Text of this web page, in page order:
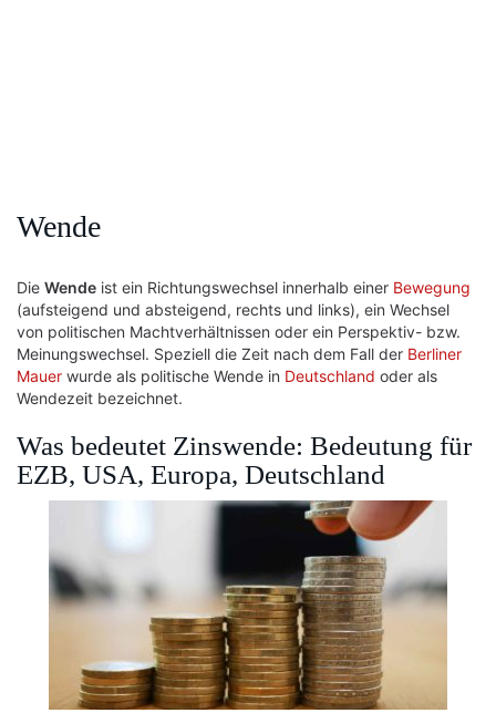
Wende
Die Wende ist ein Richtungswechsel innerhalb einer Bewegung
(aufsteigend und absteigend, rechts und links), ein Wechsel
von politischen Machtverhältnissen oder ein Perspektiv- bzw.
Meinungswechsel. Speziell die Zeit nach dem Fall der Berliner
Mauer wurde als politische Wende in Deutschland oder als
Wendezeit bezeichnet.
Was bedeutet Zinswende: Bedeutung für
EZB, USA, Europa, Deutschland